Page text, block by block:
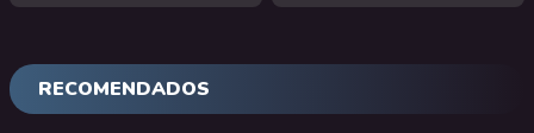
RECOMENDADOS